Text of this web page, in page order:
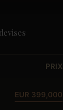
PRIX
EUR 399,000